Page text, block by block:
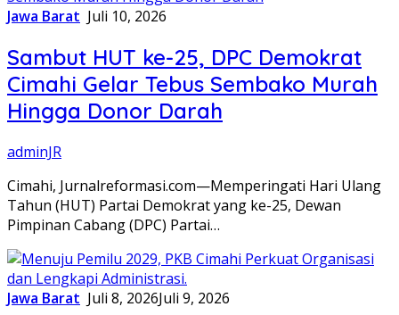
Jawa Barat Juli 10, 2026
Sambut HUT ke-25, DPC Demokrat
Cimahi Gelar Tebus Sembako Murah
Hingga Donor Darah
adminJR
​Cimahi, Jurnalreformasi.com—Memperingati Hari Ulang
Tahun (HUT) Partai Demokrat yang ke-25, Dewan
Pimpinan Cabang (DPC) Partai…
Jawa Barat Juli 8, 2026Juli 9, 2026